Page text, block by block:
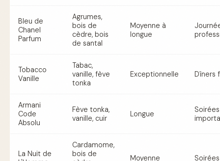
Bleu de
Chanel
Parfum
Agrumes,
bois de
cèdre, bois
de santal
Moyenne à
longue
Tobacco
Vanille
Tabac,
vanille, fève
tonka
Exceptionnelle Dîners
Armani
Code
Absolu
Fève tonka,
vanille, cuir
Longue
Soirées
La Nuit de
Cardamome,
bois de
Moyenne